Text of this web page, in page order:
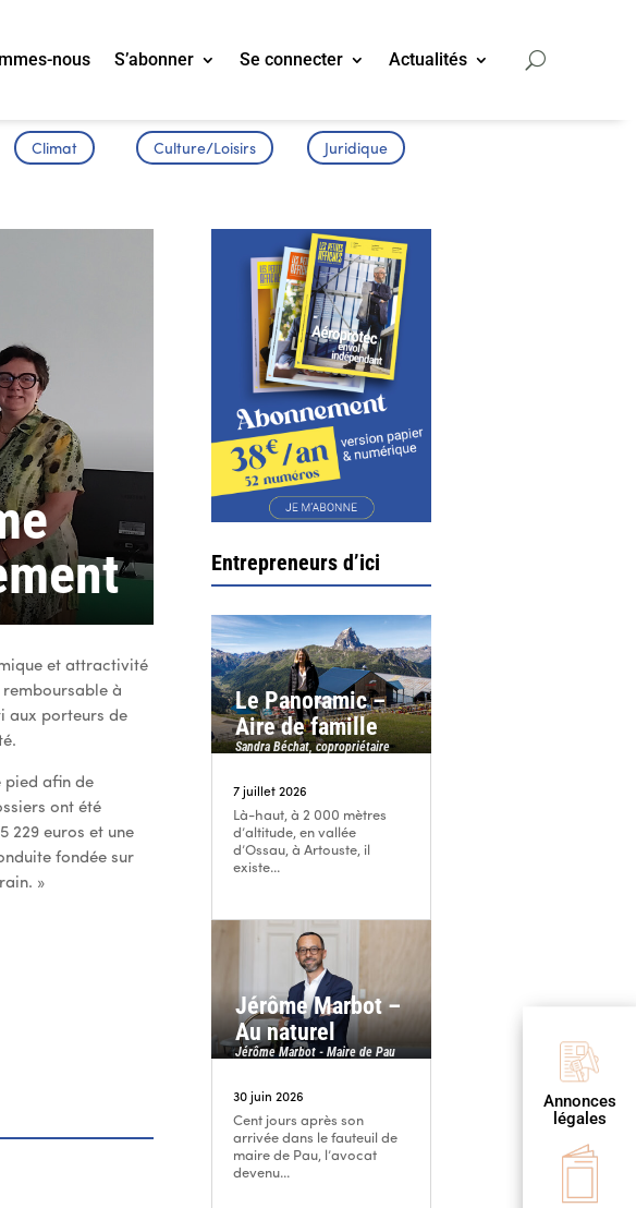
nous S’abonner Se connecter Actualités
Annonces
légales
Climat Culture/Loisirs Juridique
et attractivité
remboursable à
aux porteurs de
pied afin de
ont été
229 euros et une
fondée sur
»
Entrepreneurs d’ici
Le Panoramic –
Aire de famille
Sandra Béchat, copropriétaire
7 juillet 2026
Là-haut, à 2 000 mètres
d’altitude, en vallée
d’Ossau, à Artouste, il
existe...
Jérôme Marbot –
Au naturel
Jérôme Marbot - Maire de Pau
30 juin 2026
Cent jours après son
arrivée dans le fauteuil de
maire de Pau, l’avocat
devenu...

Publier
une annonce

S’abonner